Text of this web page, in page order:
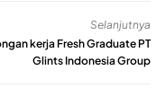
Selanjutnya
kerja Fresh Graduate PT
Glints Indonesia Group